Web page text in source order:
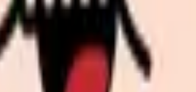
直せます
安を減らす求人票へ改善します。